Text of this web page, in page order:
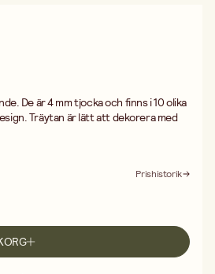
De är 4 mm tjocka och finns i 10 olika
Träytan är lätt att dekorera med
Prishistorik